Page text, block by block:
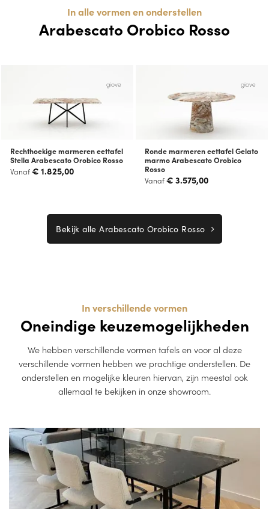
In alle vormen en onderstellen
Arabescato Orobico Rosso
Rechthoekige marmeren eettafel
Stella Arabescato Orobico Rosso
Vanaf€ 1.825,00
giove
Ronde marmeren eettafel Gelato
marmo Arabescato Orobico
Rosso
Vanaf€ 3.575,00
giove
Bekijk alle Arabescato Orobico Rosso
In verschillende vormen
Oneindige keuzemogelijkheden
We hebben verschillende vormen tafels en voor al deze
verschillende vormen hebben we prachtige onderstellen. De
onderstellen en mogelijke kleuren hiervan, zijn meestal ook
allemaal te bekijken in onze showroom.